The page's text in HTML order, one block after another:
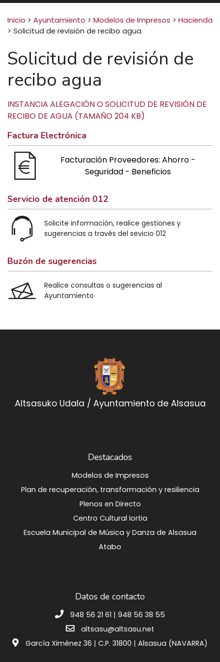
Buscar:
Inicio > Ayuntamiento > Modelos de Impresos > Hacienda
> Solicitud de revisión de recibo agua
Solicitud de revisión de
recibo agua
INSTANCIA ALEGACIÓN O SOLICITUD DE REVISIÓN DE
RECIBO DE AGUA (TAMAÑO 204 KB)
Factura Electrónica
Facturación Proveedores: Ahorro -
Seguridad - Beneficios
Servicio de atención 012
Solicite información, realice gestiones y
sugerencias a través del sevicio 012
Buzón de sugerencias
Realice consultas o sugerencias al
Ayuntamiento
Altsasuko Udala / Ayuntamiento de Alsasua
Destacados
Modelos de Impresos
Plan de recuperación, transformación y resiliencia
Plenos en Directo
Centro Cultural Iortia
Escuela Municipal de Música y Danza de Alsasua
Atabo
Datos de contacto
948 56 21 61 | 948 56 38 55
altsasu@altsasu.net
García Ximénez 36 | C.P. 31800 | Alsasua (NAVARRA)